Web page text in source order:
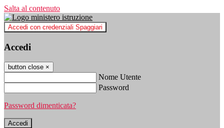
Salta al contenuto
Accedi con credenziali Spaggiari
Accedi
button close ×
Nome Utente
Password
Password dimenticata?